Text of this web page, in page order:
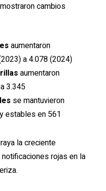
cambios
aumentaron
a 4.078 (2024)
aumentaron
3.345
se mantuvieron
estables en 561
la creciente
rojas en la